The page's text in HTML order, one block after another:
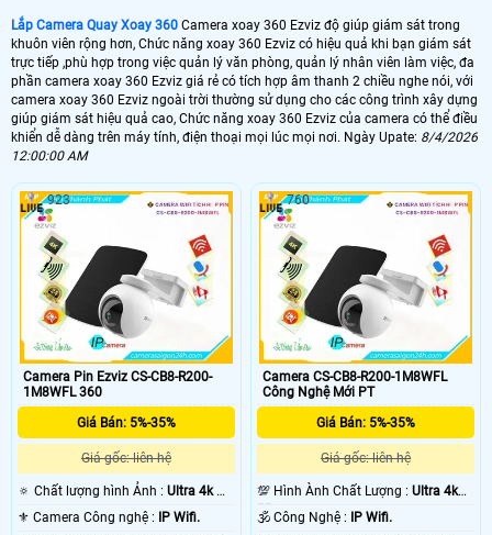
5.800,000 VNĐ Camera Xoay 360 Ezviz Zoom
🔭 Lắp Camera Xoay 360 Ezviz Công Trình
13.000.000 VNĐ Camera xoay zoom kbvision
📳 Lắp camera xoay 360 Ezviz là dòng camera có thể điều khiển góc giám
sát trên điện thoại hoặc máy tính với dòng camera xoay 360 Ezviz có thông
số điều chỉnh xoay chính xác là : xoay ngan qua về đạt 355° còn xoay đứng
lên xuông đạt 80°. với khả năng điều chỉnh động đa chiều trên điện thoại
và máy tính giúp camera có thể giám sát nữa bán cầu xung quanh khu vực
lắp camera xoay 360.
👁️ Camera xoay 360 Ezviz có thể phân thành 2 dòng là,camera xoay 360tích
hợp wifi và dòng camera xoay 360 Ezviz tích hợp zoom quan hay còn gọi là
camera speedom. Thông thường với gia đình văn phòng cửa hàng vừa và nhỏ
chỉ sử dụng camera xoay 360 Ezviz tích hợp wifi và có tích hợp micro và loa
phát âm thanh ngay trên camera. Đa phân camera xoay 360 Ezviz độ được sử
dụng cho những công trình số lượng ít camera. 💡
Lắp Camera Quay Xoay 360 Camera xoay 360 Ezviz độ giúp giám sát trong
khuôn viên rộng hơn, Chức năng xoay 360 Ezviz có hiệu quả khi bạn giám sát
trực tiếp ,phù hợp trong việc quản lý văn phòng, quản lý nhân viên làm việc, đa
phần camera xoay 360 Ezviz giá rẻ có tích hợp âm thanh 2 chiều nghe nói, với
camera xoay 360 Ezviz ngoài trời thường sử dụng cho các công trình xây dựng
giúp giám sát hiệu quả cao, Chức năng xoay 360 Ezviz của camera có thể điều
khiển dễ dàng trên máy tính, điện thoại mọi lúc mọi nơi. Ngày Upate: 8/4/2026
12:00:00 AM
Camera Pin Ezviz CS-CB8-R200-
1M8WFL 360
Giá Bán: 5%-35%
Giá gốc: liên hệ
🔅 Chất lượng hình Ảnh : Ultra 4k 👍🏾
⚜️ Camera Công nghệ :
IP Wifi.
923
Camera CS-CB8-R200-1M8WFL
Công Nghệ Mới PT
Giá Bán: 5%-35%
Giá gốc: liên hệ
💯 Hình Ành Chất Lượng :Ultra 4k
👍🏾 .
🕉️ Công Nghệ :
IP Wifi.
760